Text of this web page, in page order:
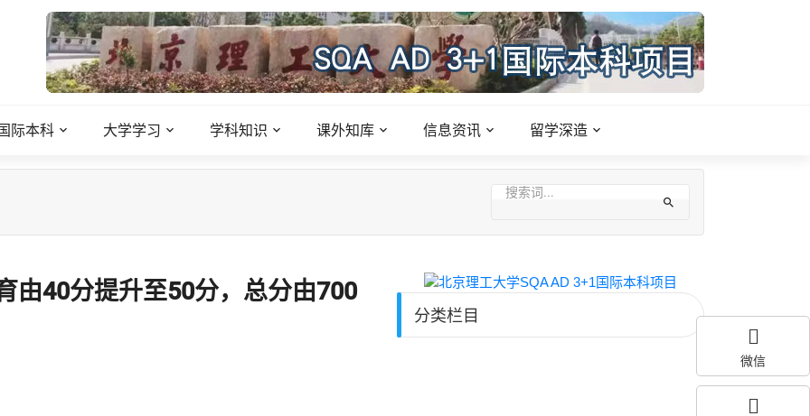
际本科 大学学习 学科知识 课外知库 信息资讯 留学深造
由40分提升至50分，总分由700
分类栏目
微信